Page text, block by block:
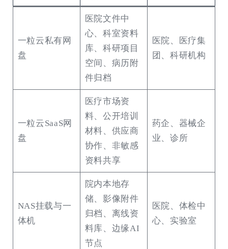
一粒云私有网
盘
医院文件中
心、科室资料
库、科研项目
空间、病历附
件归档
医院、医疗集
团、科研机构
一粒云SaaS网
盘
医疗市场资
料、公开培训
材料、供应商
协作、非敏感
资料共享
药企、器械企
业、诊所
NAS挂载与一
体机
院内本地存
储、影像附件
归档、离线资
料库、边缘AI
节点
医院、体检中
心、实验室